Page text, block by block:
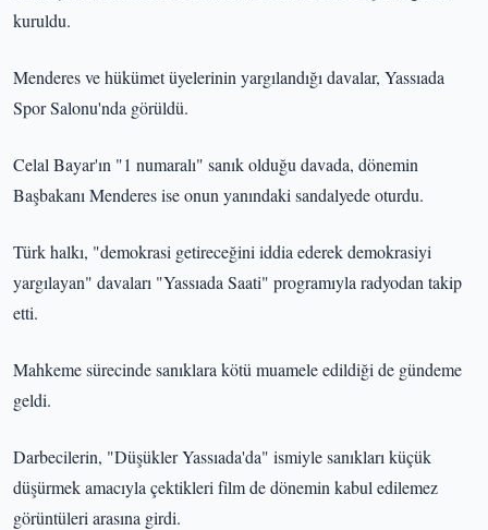
kuruldu.
Menderes ve hükümet üyelerinin yargılandığı davalar, Yassıada
Spor Salonu'nda görüldü.
Celal Bayar'ın "1 numaralı" sanık olduğu davada, dönemin
Başbakanı Menderes ise onun yanındaki sandalyede oturdu.
Türk halkı, "demokrasi getireceğini iddia ederek demokrasiyi
yargılayan" davaları "Yassıada Saati" programıyla radyodan takip
etti.
Mahkeme sürecinde sanıklara kötü muamele edildiği de gündeme
geldi.
Darbecilerin, "Düşükler Yassıada'da" ismiyle sanıkları küçük
düşürmek amacıyla çektikleri film de dönemin kabul edilemez
görüntüleri arasına girdi.